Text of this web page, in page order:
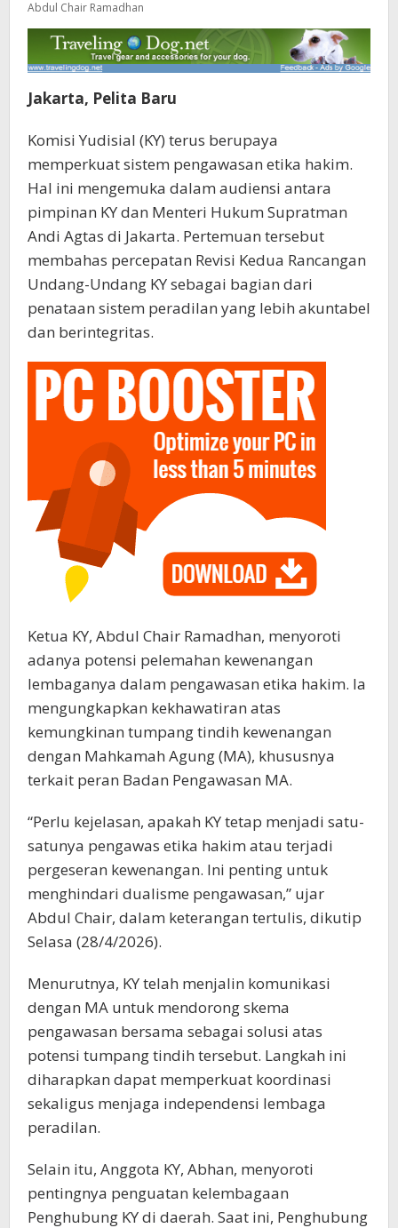
Abdul Chair Ramadhan
Jakarta, Pelita Baru
Komisi Yudisial (KY) terus berupaya
memperkuat sistem pengawasan etika hakim.
Hal ini mengemuka dalam audiensi antara
pimpinan KY dan Menteri Hukum Supratman
Andi Agtas di Jakarta. Pertemuan tersebut
membahas percepatan Revisi Kedua Rancangan
Undang-Undang KY sebagai bagian dari
penataan sistem peradilan yang lebih akuntabel
dan berintegritas.
Ketua KY, Abdul Chair Ramadhan, menyoroti
adanya potensi pelemahan kewenangan
lembaganya dalam pengawasan etika hakim. Ia
mengungkapkan kekhawatiran atas
kemungkinan tumpang tindih kewenangan
dengan Mahkamah Agung (MA), khususnya
terkait peran Badan Pengawasan MA.
“Perlu kejelasan, apakah KY tetap menjadi satu-
satunya pengawas etika hakim atau terjadi
pergeseran kewenangan. Ini penting untuk
menghindari dualisme pengawasan,” ujar
Abdul Chair, dalam keterangan tertulis, dikutip
Selasa (28/4/2026).
Menurutnya, KY telah menjalin komunikasi
dengan MA untuk mendorong skema
pengawasan bersama sebagai solusi atas
potensi tumpang tindih tersebut. Langkah ini
diharapkan dapat memperkuat koordinasi
sekaligus menjaga independensi lembaga
peradilan.
Selain itu, Anggota KY, Abhan, menyoroti
pentingnya penguatan kelembagaan
Penghubung KY di daerah. Saat ini, Penghubung